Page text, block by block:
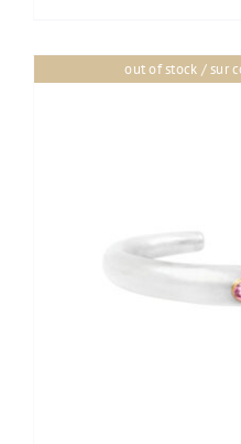
out of stock / sur